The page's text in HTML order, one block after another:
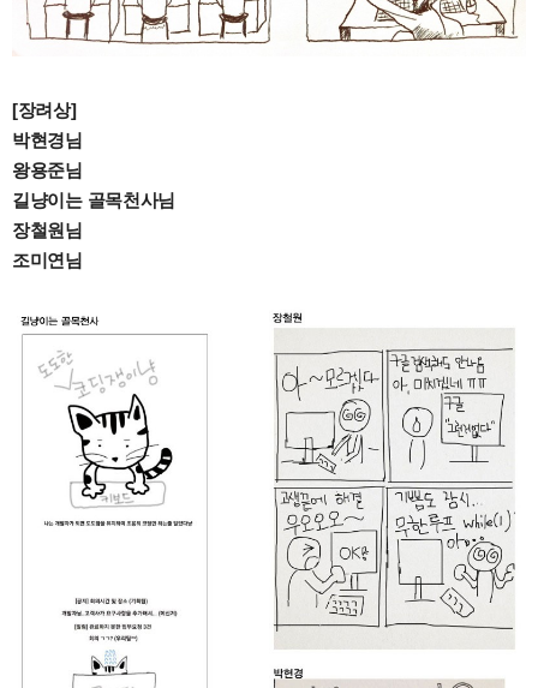
[장려상]
박현경님
왕용준님
길냥이는 골목천사님
장철원님
조미연님